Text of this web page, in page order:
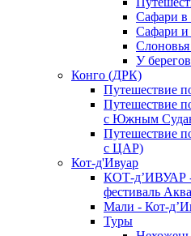
Сафари в
Сафари и
Слоновья
У
Конго (ДРК)
Путешествие
Путешествие
с Южным
Путешествие
с ЦАР)
Кот-д'Ивуар
КОТ-д’ИВУАР
фестиваль
Мали - Кот-
Туры